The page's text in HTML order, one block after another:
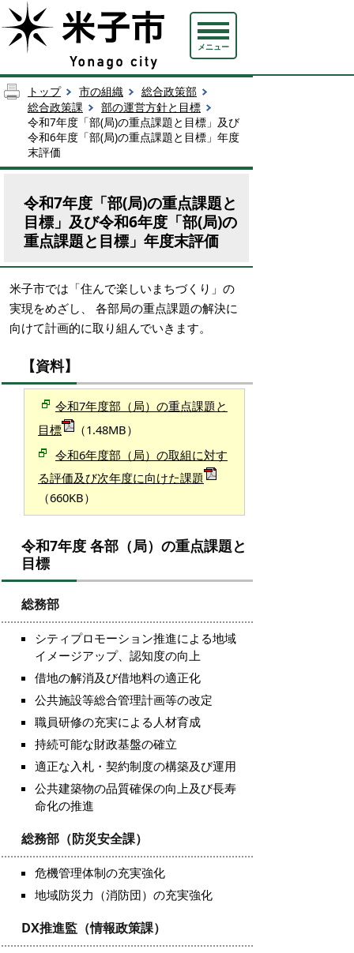
メニュー
トップ 市の組織
総合政策部
総合政策課
部の運営方針と目標
令和7年度「部(局)の重点課題と目標」及び
令和6年度「部(局)の重点課題と目標」年度
末評価
令和7年度「部(局)の重点課題と
目標」及び令和6年度「部(局)の
重点課題と目標」年度末評価
米子市では「住んで楽しいまちづくり」の
実現をめざし、 各部局の重点課題の解決に
向けて計画的に取り組んでいきます。
【資料】
令和7年度部（局）の重点課題と
目標
（1.48MB）
令和6年度部（局）の取組に対す
る評価及び次年度に向けた課題
（660KB）
令和7年度 各部（局）の重点課題と
目標
総務部
シティプロモーション推進による地域
イメージアップ、認知度の向上
借地の解消及び借地料の適正化
公共施設等総合管理計画等の改定
職員研修の充実による人材育成
持続可能な財政基盤の確立
適正な入札・契約制度の構築及び運用
公共建築物の品質確保の向上及び長寿
命化の推進
総務部（防災安全課）
危機管理体制の充実強化
地域防災力（消防団）の充実強化
DX推進監（情報政策課）